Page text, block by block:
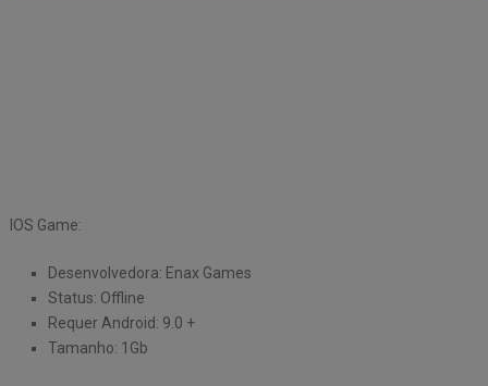
IOS Game:
Desenvolvedora: Enax Games
Status: Offline
Requer Android: 9.0 +
Tamanho: 1Gb